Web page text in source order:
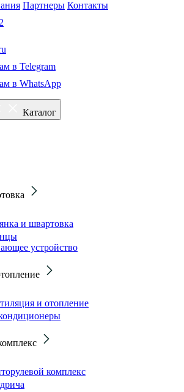
Партнеры Контакты
в Telegram
в WhatsApp
Каталог
и швартовка
устройство
и отопление
комплекс